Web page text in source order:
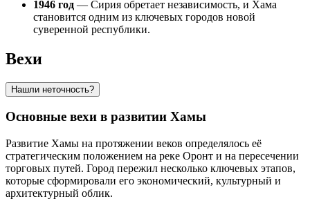
1946 год — Сирия обретает независимость, и Хама
становится одним из ключевых городов новой
суверенной республики.
Вехи
Нашли неточность?
Основные вехи в развитии Хамы
Развитие Хамы на протяжении веков определялось её
стратегическим положением на реке Оронт и на пересечении
торговых путей. Город пережил несколько ключевых этапов,
которые сформировали его экономический, культурный и
архитектурный облик.